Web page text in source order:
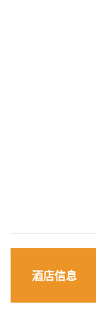
酒店信息